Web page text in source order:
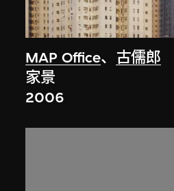
MAP Office、 古儒郎
家景
2006